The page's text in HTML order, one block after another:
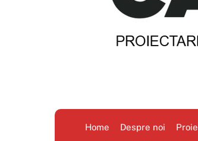
Home Despre noi